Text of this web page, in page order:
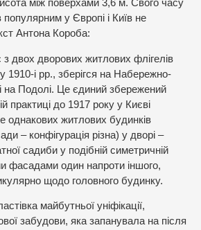
між поверхами 3,6 м. Свого часу
у Європі і Київ не
Антона Короба:
з двох дворових житлових флігелів
1910-і рр., зберігся на Набережно-
на Подолі. Це єдиний збережений
практиці до 1917 року у Києві
однакових житлових будинків
– конфігурація різна) у дворі –
садиби у подібній симетричній
фасадами один напроти іншого,
щодо головного будинку.
майбутньої уніфікації,
забудови, яка запанувала на після